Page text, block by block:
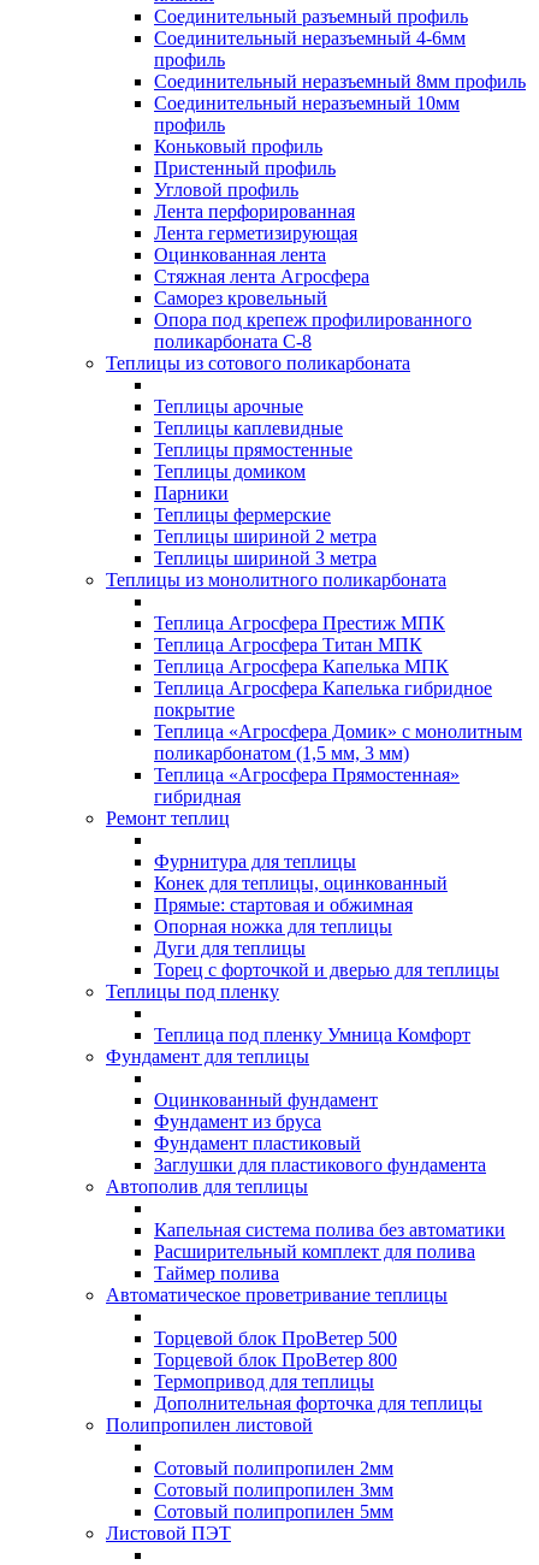
Соединительный разъемный профиль
Соединительный неразъемный 4-6мм
профиль
Соединительный неразъемный 8мм профиль
Соединительный неразъемный 10мм
профиль
Коньковый профиль
Пристенный профиль
Угловой профиль
Лента перфорированная
Лента герметизирующая
Оцинкованная лента
Стяжная лента Агросфера
Саморез кровельный
Опора под крепеж профилированного
поликарбоната С-8
Теплицы из сотового поликарбоната
Теплицы арочные
Теплицы каплевидные
Теплицы прямостенные
Теплицы домиком
Парники
Теплицы фермерские
Теплицы шириной 2 метра
Теплицы шириной 3 метра
Теплицы из монолитного поликарбоната
Теплица Агросфера Престиж МПК
Теплица Агросфера Титан МПК
Теплица Агросфера Капелька МПК
Теплица Агросфера Капелька гибридное
покрытие
Теплица «Агросфера Домик» с монолитным
поликарбонатом (1,5 мм, 3 мм)
Теплица «Агросфера Прямостенная»
гибридная
Ремонт теплиц
Фурнитура для теплицы
Конек для теплицы, оцинкованный
Прямые: стартовая и обжимная
Опорная ножка для теплицы
Дуги для теплицы
Торец с форточкой и дверью для теплицы
Теплицы под пленку
Теплица под пленку Умница Комфорт
Фундамент для теплицы
Оцинкованный фундамент
Фундамент из бруса
Фундамент пластиковый
Заглушки для пластикового фундамента
Автополив для теплицы
Капельная система полива без автоматики
Расширительный комплект для полива
Таймер полива
Автоматическое проветривание теплицы
Торцевой блок ПроВетер 500
Торцевой блок ПроВетер 800
Термопривод для теплицы
Дополнительная форточка для теплицы
Полипропилен листовой
Сотовый полипропилен 2мм
Сотовый полипропилен 3мм
Сотовый полипропилен 5мм
Листовой ПЭТ